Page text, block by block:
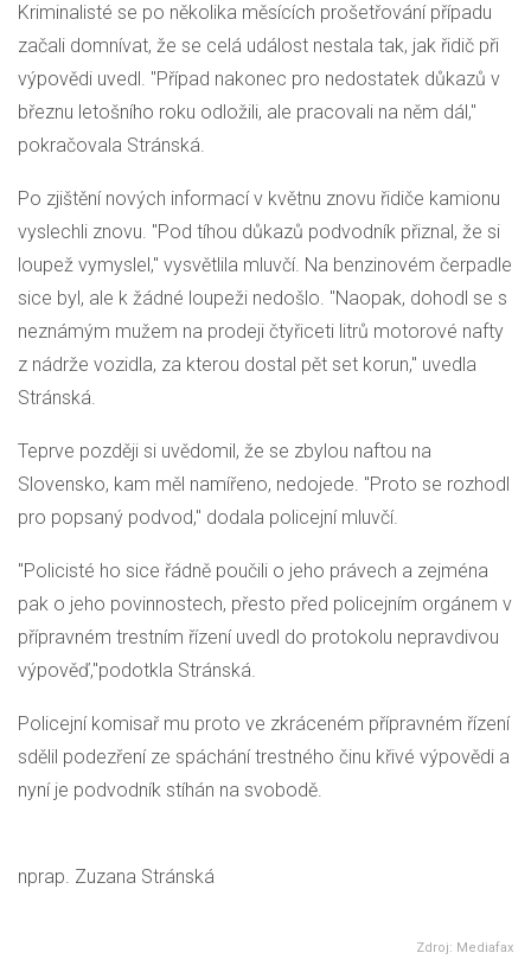
Kriminalisté se po několika měsících prošetřování případu
začali domnívat, že se celá událost nestala tak, jak řidič při
výpovědi uvedl. "Případ nakonec pro nedostatek důkazů v
březnu letošního roku odložili, ale pracovali na něm dál,"
pokračovala Stránská.
Po zjištění nových informací v květnu znovu řidiče kamionu
vyslechli znovu. "Pod tíhou důkazů podvodník přiznal, že si
loupež vymyslel," vysvětlila mluvčí. Na benzinovém čerpadle
sice byl, ale k žádné loupeži nedošlo. "Naopak, dohodl se s
neznámým mužem na prodeji čtyřiceti litrů motorové nafty
z nádrže vozidla, za kterou dostal pět set korun," uvedla
Stránská.
Teprve později si uvědomil, že se zbylou naftou na
Slovensko, kam měl namířeno, nedojede. "Proto se rozhodl
pro popsaný podvod," dodala policejní mluvčí.
"Policisté ho sice řádně poučili o jeho právech a zejména
pak o jeho povinnostech, přesto před policejním orgánem v
přípravném trestním řízení uvedl do protokolu nepravdivou
výpověď,"podotkla Stránská.
Policejní komisař mu proto ve zkráceném přípravném řízení
sdělil podezření ze spáchání trestného činu křivé výpovědi a
nyní je podvodník stíhán na svobodě.
nprap. Zuzana Stránská
Zdroj: Mediafax